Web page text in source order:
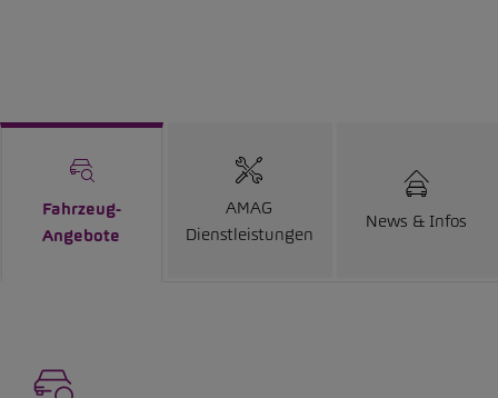
Fahrzeug-
Angebote
AMAG
Dienstleistungen
News & Infos